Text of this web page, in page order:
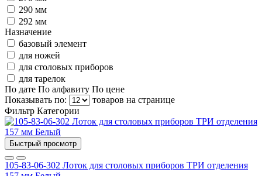
290 мм
292 мм
Назначение
базовый элемент
для ножей
для столовых приборов
для тарелок
По дате По алфавиту По цене
Показывать по:
товаров на странице
Фильтр Категории
Быстрый просмотр
105-83-06-302 Лоток для столовых приборов ТРИ отделения